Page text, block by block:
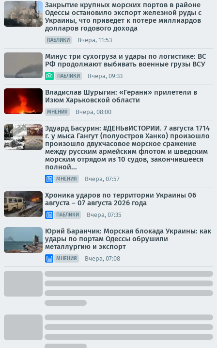
Закрытие крупных морских портов в районе
Одессы остановило экспорт железной руды с
Украины, что приведет к потере миллиардов
долларов годового дохода
ПАБЛИКИ Вчера, 11:53
Минус три сухогруза и удары по логистике: ВС
РФ продолжают выбивать военные грузы ВСУ
ПАБЛИКИ Вчера, 09:33
Владислав Шурыгин: «Герани» прилетели в
Изюм Харьковской области
МНЕНИЯ Вчера, 08:00
Эдуард Басурин: #ДЕНЬвИСТОРИИ. 7 августа 1714
г. у мыса Гангут (полуостров Ханко) произошло
произошло двухчасовое морское сражение
между русским армейским флотом и шведским
морским отрядом из 10 судов, закончившееся
полной...
МНЕНИЯ Вчера, 07:57
Хроника ударов по территории Украины 06
августа – 07 августа 2026 года
ПАБЛИКИ Вчера, 07:35
Юрий Баранчик: Морская блокада Украины: как
удары по портам Одессы обрушили
металлургию и экспорт
МНЕНИЯ Вчера, 07:08